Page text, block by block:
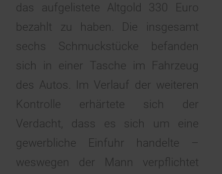
das aufgelistete Altgold 330 Euro
bezahlt zu haben. Die insgesamt
sechs Schmuckstücke befanden
sich in einer Tasche im Fahrzeug
des Autos. Im Verlauf der weiteren
Kontrolle erhärtete sich der
Verdacht, dass es sich um eine
gewerbliche Einfuhr handelte –
weswegen der Mann verpflichtet